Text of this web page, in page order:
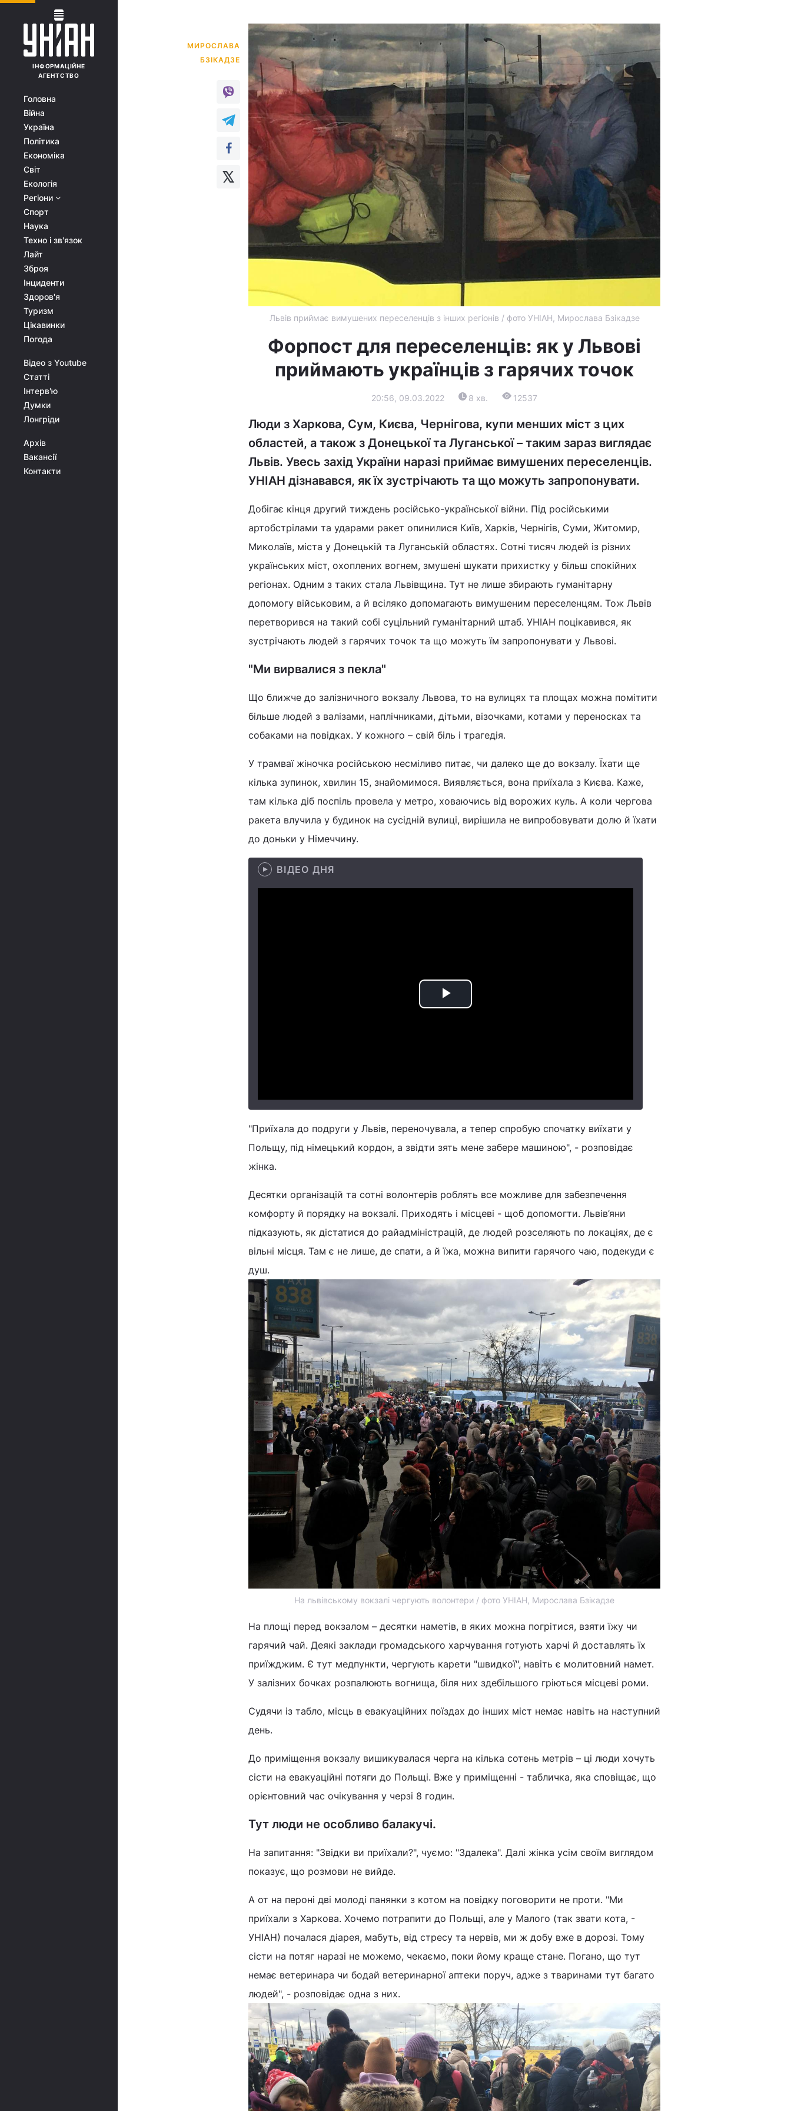
ІНФОРМАЦІЙНЕ
АГЕНТСТВО
Головна
Війна
Україна
Політика
Економіка
Світ
Екологія
Регіони
Спорт
Наука
Техно і зв'язок
Лайт
Зброя
Інциденти
Здоров'я
Туризм
Цікавинки
Погода
Відео з Youtube
Статті
Інтерв'ю
Думки
Лонгріди
Архів
Вакансії
Контакти
МИРОСЛАВА
Львів приймає вимушених переселенців з інших регіонів / фото УНІАН, Мирослава Бзікадзе
Форпост для переселенців: як у Львові
приймають українців з гарячих точок
20:56, 09.03.2022 8 хв. 12537
Люди з Харкова, Сум, Києва, Чернігова, купи менших міст з цих
областей, а також з Донецької та Луганської – таким зараз виглядає
Львів. Увесь захід України наразі приймає вимушених переселенців.
УНІАН дізнавався, як їх зустрічають та що можуть запропонувати.
Добігає кінця другий тиждень російсько-української війни. Під російськими
артобстрілами та ударами ракет опинилися Київ, Харків, Чернігів, Суми, Житомир,
Миколаїв, міста у Донецькій та Луганській областях. Сотні тисяч людей із різних
українських міст, охоплених вогнем, змушені шукати прихистку у більш спокійних
регіонах. Одним з таких стала Львівщина. Тут не лише збирають гуманітарну
допомогу військовим, а й всіляко допомагають вимушеним переселенцям. Тож Львів
перетворився на такий собі суцільний гуманітарний штаб. УНІАН поцікавився, як
зустрічають людей з гарячих точок та що можуть їм запропонувати у Львові.
"Ми вирвалися з пекла"
Що ближче до залізничного вокзалу Львова, то на вулицях та площах можна помітити
більше людей з валізами, наплічниками, дітьми, візочками, котами у переносках та
собаками на повідках. У кожного – свій біль і трагедія.
У трамваї жіночка російською несміливо питає, чи далеко ще до вокзалу. Їхати ще
кілька зупинок, хвилин 15, знайомимося. Виявляється, вона приїхала з Києва. Каже,
там кілька діб поспіль провела у метро, ховаючись від ворожих куль. А коли чергова
ракета влучила у будинок на сусідній вулиці, вирішила не випробовувати долю й їхати
до доньки у Німеччину.
ВІДЕО ДНЯ
Play
"Приїхала до подруги у Львів, переночувала, а тепер спробую спочатку виїхати у
Польщу, під німецький кордон, а звідти зять мене забере машиною", - розповідає
жінка.
Десятки організацій та сотні волонтерів роблять все можливе для забезпечення
комфорту й порядку на вокзалі. Приходять і місцеві - щоб допомогти. Львів’яни
підказують, як дістатися до райадміністрацій, де людей розселяють по локаціях, де є
вільні місця. Там є не лише, де спати, а й їжа, можна випити гарячого чаю, подекуди є
душ.
На львівському вокзалі чергують волонтери / фото УНІАН, Мирослава Бзікадзе
На площі перед вокзалом – десятки наметів, в яких можна погрітися, взяти їжу чи
гарячий чай. Деякі заклади громадського харчування готують харчі й доставлять їх
приїжджим. Є тут медпункти, чергують карети "швидкої", навіть є молитовний намет.
У залізних бочках розпалюють вогнища, біля них здебільшого гріються місцеві роми.
Судячи із табло, місць в евакуаційних поїздах до інших міст немає навіть на наступний
день.
До приміщення вокзалу вишикувалася черга на кілька сотень метрів – ці люди хочуть
сісти на евакуаційні потяги до Польщі. Вже у приміщенні - табличка, яка сповіщає, що
орієнтовний час очікування у черзі 8 годин.
Тут люди не особливо балакучі.
На запитання: "Звідки ви приїхали?", чуємо: "Здалека". Далі жінка усім своїм виглядом
показує, що розмови не вийде.
А от на пероні дві молоді панянки з котом на повідку поговорити не проти. "Ми
приїхали з Харкова. Хочемо потрапити до Польщі, але у Малого (так звати кота, -
УНІАН) почалася діарея, мабуть, від стресу та нервів, ми ж добу вже в дорозі. Тому
сісти на потяг наразі не можемо, чекаємо, поки йому краще стане. Погано, що тут
немає ветеринара чи бодай ветеринарної аптеки поруч, адже з тваринами тут багато
людей", - розповідає одна з них.